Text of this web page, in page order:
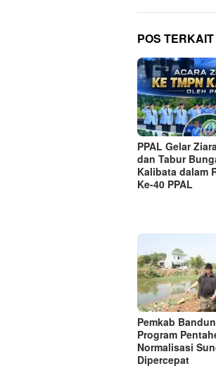
POS TERKAIT
PPAL Gelar
dan Tabur
Kalibata dalam
Ke-40 PPAL
Pemkab
Program
Normalisasi
Dipercepat